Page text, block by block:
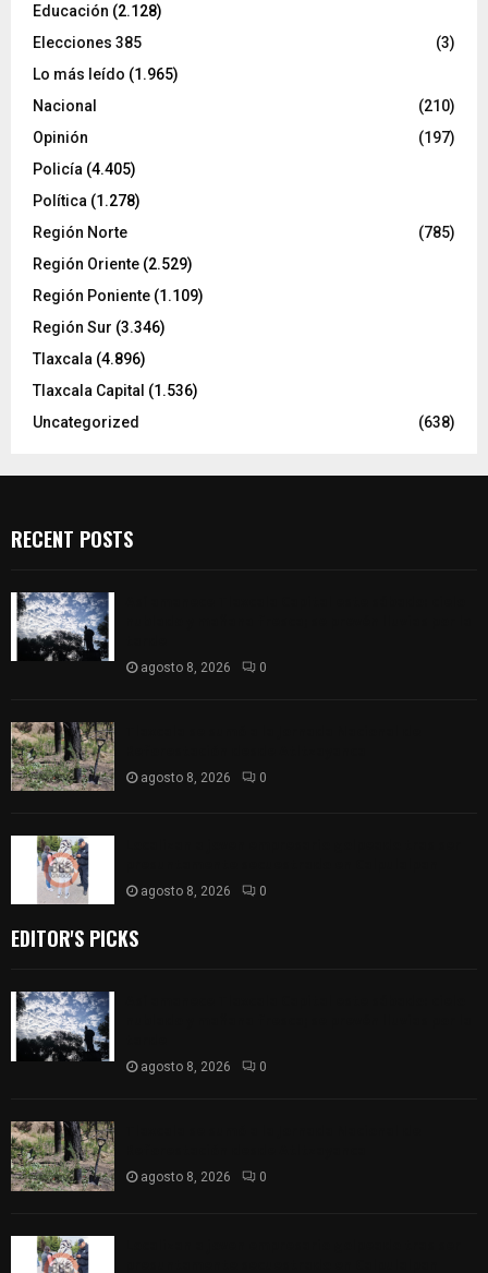
Educación (2.128)
Elecciones 385
(3)
Lo más leído (1.965)
Nacional
(210)
Opinión
(197)
Policía (4.405)
Política (1.278)
Región Norte
(785)
Región Oriente (2.529)
Región Poniente (1.109)
Región Sur (3.346)
Tlaxcala (4.896)
Tlaxcala Capital (1.536)
Uncategorized
(638)
RECENT POSTS
agosto 8, 2026 0
agosto 8, 2026 0
agosto 8, 2026 0
EDITOR'S PICKS
agosto 8, 2026 0
agosto 8, 2026 0